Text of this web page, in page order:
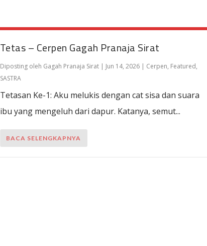
Tetas – Cerpen Gagah Pranaja Sirat
Diposting oleh Gagah Pranaja Sirat| Jun 14, 2026| Cerpen, Featured,
SASTRA
Tetasan Ke-1: Aku melukis dengan cat sisa dan suara
ibu yang mengeluh dari dapur. Katanya, semut...
BACA SELENGKAPNYA